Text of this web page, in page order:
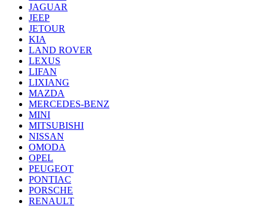
JAGUAR
JEEP
JETOUR
KIA
LAND ROVER
LEXUS
LIFAN
LIXIANG
MAZDA
MERCEDES-BENZ
MINI
MITSUBISHI
NISSAN
OMODA
OPEL
PEUGEOT
PONTIAC
PORSCHE
RENAULT